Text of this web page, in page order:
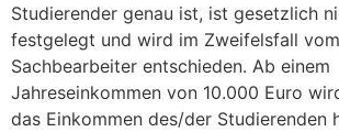
Studierender genau ist, ist gesetzlich
festgelegt und wird im Zweifelsfall
Sachbearbeiter entschieden. Ab einem
Jahreseinkommen von 10.000 Euro
das Einkommen des/der Studierenden